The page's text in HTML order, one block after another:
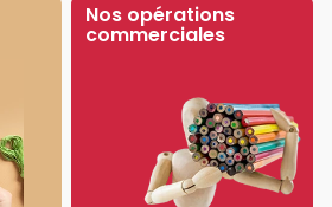
Nos opérations
commerciales